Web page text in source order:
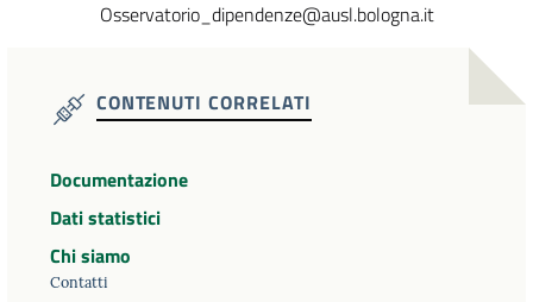
Osservatorio_dipendenze@ausl.bologna.it
CONTENUTI CORRELATI
Documentazione
Dati statistici
Chi siamo
Contatti